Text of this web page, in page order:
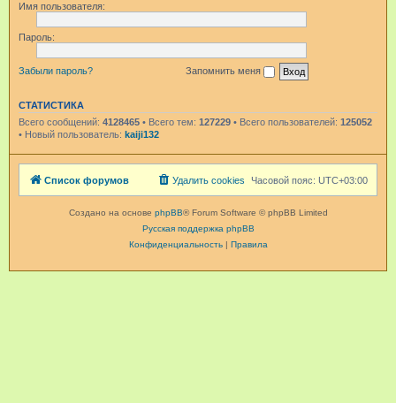
Имя пользователя:
Пароль:
Забыли пароль? Запомнить меня
СТАТИСТИКА
Всего сообщений: 4128465 • Всего тем: 127229 • Всего пользователей: 125052
• Новый пользователь: kaiji132
Список форумов Часовой пояс: UTC+03:00
Удалить cookies
Создано на основе phpBB® Forum Software © phpBB Limited
Русская поддержка phpBB
Конфиденциальность| Правила